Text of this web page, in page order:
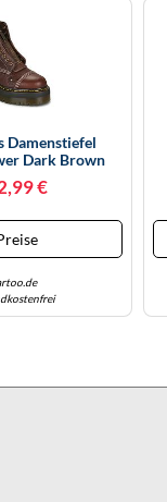
Damenstiefel
Dark Brown
Braun 36
€